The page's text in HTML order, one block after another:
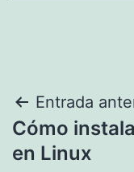
de
Entrada
Cómo
en Linux